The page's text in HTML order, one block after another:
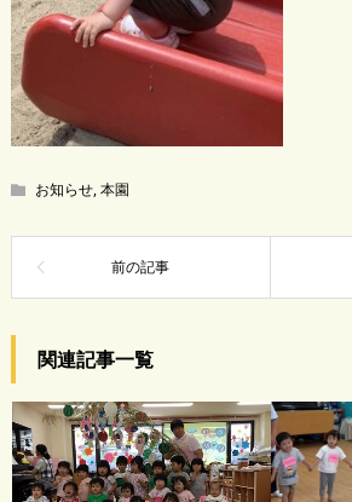
お知らせ,本園
関連記事一覧